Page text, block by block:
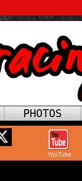
PHOTOS
YouTube